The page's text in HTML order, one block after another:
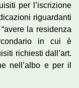
per l’iscrizione
riguardanti
la residenza
in cui è
richiesti dall’art.
nell’albo e per il